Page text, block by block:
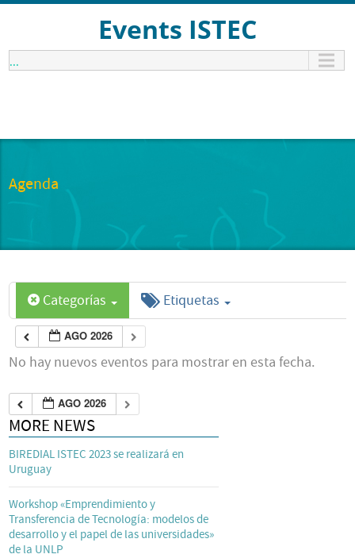
Events ISTEC
...
Agenda
Categorías Etiquetas
AGO 2026
No hay nuevos eventos para mostrar en esta fecha.
AGO 2026
MORE NEWS
BIREDIAL ISTEC 2023 se realizará en
Uruguay
Workshop «Emprendimiento y
Transferencia de Tecnología: modelos de
desarrollo y el papel de las universidades»
de la UNLP